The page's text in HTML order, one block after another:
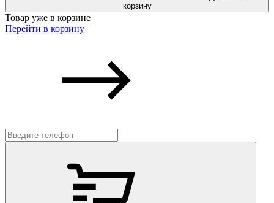
корзину
Товар уже в корзине
Перейти в корзину